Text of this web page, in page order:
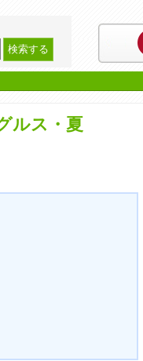
ルス・夏